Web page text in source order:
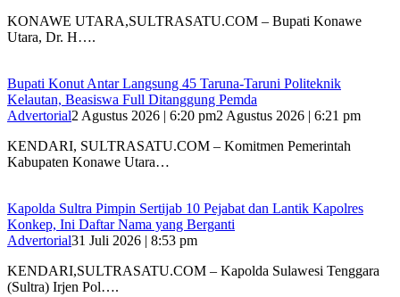
‎KONAWE UTARA,SULTRASATU.COM – Bupati Konawe
Utara, Dr. H….
Bupati Konut Antar Langsung 45 Taruna-Taruni Politeknik
Kelautan, Beasiswa Full Ditanggung Pemda
Advertorial2 Agustus 2026 | 6:20 pm2 Agustus 2026 | 6:21 pm
KENDARI, SULTRASATU.COM – Komitmen Pemerintah
Kabupaten Konawe Utara…
‎Kapolda Sultra Pimpin Sertijab 10 Pejabat dan Lantik Kapolres
Konkep, Ini Daftar Nama yang Berganti
Advertorial31 Juli 2026 | 8:53 pm
‎KENDARI,SULTRASATU.COM – Kapolda Sulawesi Tenggara
(Sultra) Irjen Pol….